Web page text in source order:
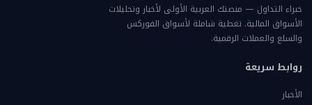
خبراء التداول — منصتك العربية الأولى لأخبار وتحليلات
الأسواق المالية. تغطية شاملة لأسواق الفوركس
والسلع والعملات الرقمية.
روابط سريعة
الأخبار